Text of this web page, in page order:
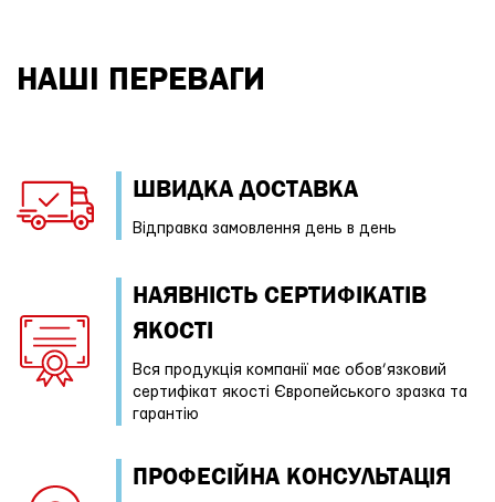
НАШІ ПЕРЕВАГИ
ШВИДКА ДОСТАВКА
Відправка замовлення день в день
НАЯВНІСТЬ СЕРТИФІКАТІВ
ЯКОСТІ
Вся продукція компанії має обов’язковий
сертифікат якості Європейського зразка та
гарантію
ПРОФЕСIЙНА КОНСУЛЬТАЦІЯ